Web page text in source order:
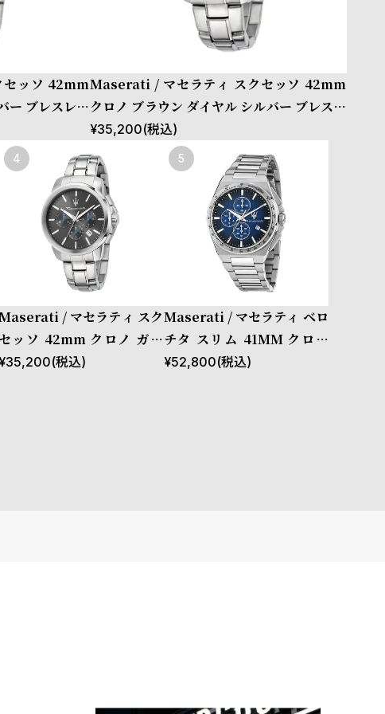
ッソ 42mm
ー ブレスレッ
Maserati / マセラティ スクセッソ 42mm
クロノ ブラウン ダイヤル シルバー ブレスレ
ット
¥35,200(税込)
/ マセラティ スク
セッソ 42mm クロノ ガン
イヤル シルバー ブレスレ
35,200(税込)
Maserati / マセラティ ベロ
チタ スリム 41MM クロノ
ブルー ダイヤル シルバー ブ
¥52,800(税込)